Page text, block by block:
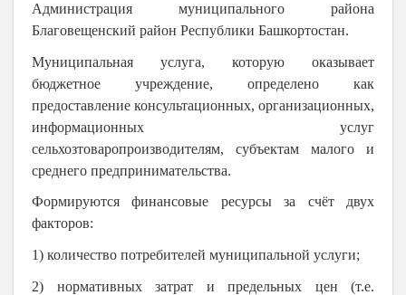
Администрация муниципального района
Благовещенский район Республики Башкортостан.
Муниципальная услуга, которую оказывает
бюджетное учреждение, определено как
предоставление консультационных, организационных,
информационных услуг
сельхозтоваропроизводителям, субъектам малого и
среднего предпринимательства.
Формируются финансовые ресурсы за счёт двух
факторов:
1) количество потребителей муниципальной услуги;
2) нормативных затрат и предельных цен (т.е.